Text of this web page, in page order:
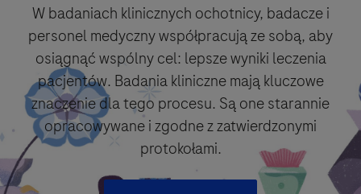
W badaniach klinicznych ochotnicy, badacze i
personel medyczny współpracują ze sobą, aby
osiągnąć wspólny cel: lepsze wyniki leczenia
pacjentów. Badania kliniczne mają kluczowe
znaczenie dla tego procesu. Są one starannie
opracowywane i zgodne z zatwierdzonymi
protokołami.
Proszę wybrać opcje do kontaktu*
Zaakceptuj i wyślij
Zaakceptuj i wyślij